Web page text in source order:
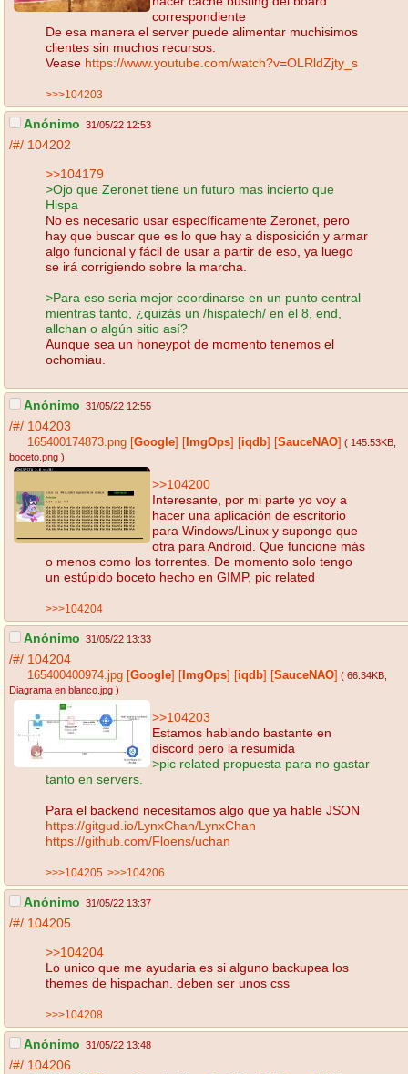
correspondiente
De esa manera el server puede alimentar muchisimos
clientes sin muchos recursos.
Vease https://www.youtube.com/watch?v=OLRldZjty_s
>>>104203
Anónimo 31/05/22 12:53
/#/ 104202
>>104179
>Ojo que Zeronet tiene un futuro mas incierto que
Hispa
No es necesario usar específicamente Zeronet, pero
hay que buscar que es lo que hay a disposición y armar
algo funcional y fácil de usar a partir de eso, ya luego
se irá corrigiendo sobre la marcha.
>Para eso seria mejor coordinarse en un punto central
mientras tanto, ¿quizás un /hispatech/ en el 8, end,
allchan o algún sitio así?
Aunque sea un honeypot de momento tenemos el
ochomiau.
Anónimo 31/05/22 12:55
/#/ 104203
165400174873.png Google ImgOps iqdb SauceNAO ( 145.53KB
boceto.png )
>>104200
Interesante, por mi parte yo voy a
hacer una aplicación de escritorio
para Windows/Linux y supongo que
otra para Android. Que funcione más
o menos como los torrentes. De momento solo tengo
un estúpido boceto hecho en GIMP, pic related
>>>104204
Anónimo 31/05/22 13:33
/#/ 104204
165400400974.jpg Google ImgOps iqdb SauceNAO ( 66.34KB
Diagrama en blanco.jpg )
>>104203
Estamos hablando bastante en
discord pero la resumida
>pic related propuesta para no gastar
tanto en servers.
Para el backend necesitamos algo que ya hable JSON
https://gitgud.io/LynxChan/LynxChan
https://github.com/Floens/uchan
>>>104205 >>>104206
Anónimo 31/05/22 13:37
/#/ 104205
>>104204
Lo unico que me ayudaria es si alguno backupea los
themes de hispachan. deben ser unos css
>>>104208
Anónimo 31/05/22 13:48
/#/ 104206